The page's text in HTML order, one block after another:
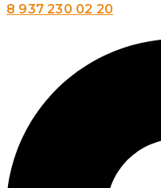
8 937 230 02 20